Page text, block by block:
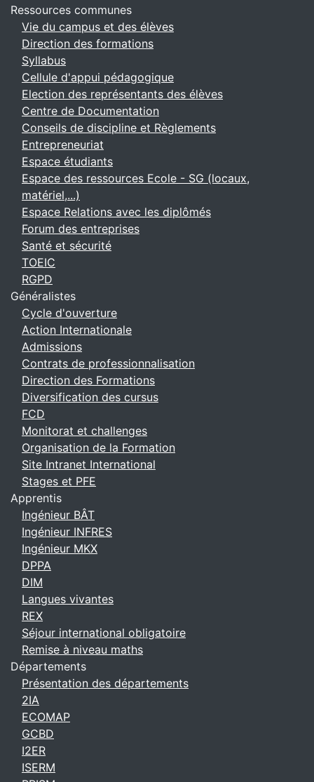
Ressources communes
Vie du campus et des élèves
Direction des formations
Syllabus
Cellule d'appui pédagogique
Election des représentants des élèves
Centre de Documentation
Conseils de discipline et Règlements
Entrepreneuriat
Espace étudiants
Espace des ressources Ecole - SG (locaux,
matériel,...)
Espace Relations avec les diplômés
Forum des entreprises
Santé et sécurité
TOEIC
RGPD
Généralistes
Cycle d'ouverture
Action Internationale
Admissions
Contrats de professionnalisation
Direction des Formations
Diversification des cursus
FCD
Monitorat et challenges
Organisation de la Formation
Site Intranet International
Stages et PFE
Apprentis
Ingénieur BÂT
Ingénieur INFRES
Ingénieur MKX
DPPA
DIM
Langues vivantes
REX
Séjour international obligatoire
Remise à niveau maths
Départements
Présentation des départements
2IA
ECOMAP
GCBD
I2ER
ISERM